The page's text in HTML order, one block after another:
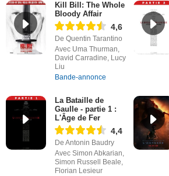
Kill Bill: The Whole
Bloody Affair
4,6
De Quentin Tarantino
Avec Uma Thurman,
David Carradine, Lucy
Liu
Bande-annonce
La Bataille de
Gaulle - partie 1 :
L'Âge de Fer
4,4
De Antonin Baudry
Avec Simon Abkarian,
Simon Russell Beale,
Florian Lesieur